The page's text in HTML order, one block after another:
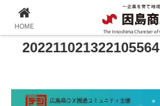
202211021322105564
HOME